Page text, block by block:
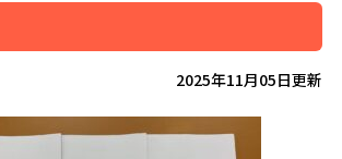
2025年11月05日更新